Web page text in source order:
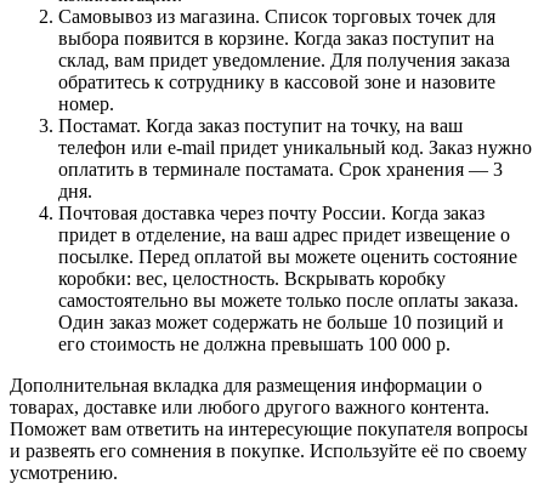
Самовывоз из магазина. Список торговых точек для
выбора появится в корзине. Когда заказ поступит на
склад, вам придет уведомление. Для получения заказа
обратитесь к сотруднику в кассовой зоне и назовите
номер.
Постамат. Когда заказ поступит на точку, на ваш
телефон или e-mail придет уникальный код. Заказ нужно
оплатить в терминале постамата. Срок хранения — 3
дня.
Почтовая доставка через почту России. Когда заказ
придет в отделение, на ваш адрес придет извещение о
посылке. Перед оплатой вы можете оценить состояние
коробки: вес, целостность. Вскрывать коробку
самостоятельно вы можете только после оплаты заказа.
Один заказ может содержать не больше 10 позиций и
его стоимость не должна превышать 100 000 р.
Дополнительная вкладка для размещения информации о
товарах, доставке или любого другого важного контента.
Поможет вам ответить на интересующие покупателя вопросы
и развеять его сомнения в покупке. Используйте её по своему
усмотрению.